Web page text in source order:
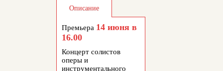
Описание
Премьера 14 июня в
16.00
Концерт солистов
оперы и
инструментального
Расписание показов